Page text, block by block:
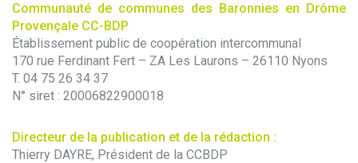
Communauté de communes des Baronnies en Drôme
Provençale CC-BDP
Établissement public de coopération intercommunal
170 rue Ferdinant Fert – ZA Les Laurons – 26110 Nyons
T. 04 75 26 34 37
N° siret : 20006822900018
Directeur de la publication et de la rédaction :
Thierry DAYRE, Président de la CCBDP